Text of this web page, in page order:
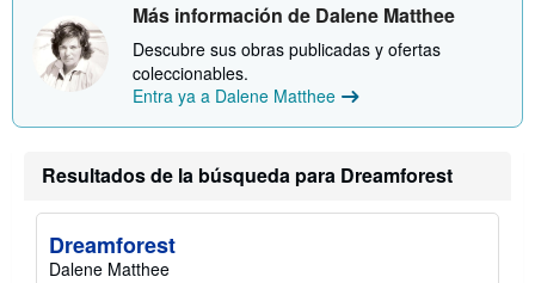
Más información de Dalene Matthee
Descubre sus obras publicadas y ofertas
coleccionables.
Entra ya a Dalene Matthee
Resultados de la búsqueda para Dreamforest
Dreamforest
Dalene Matthee